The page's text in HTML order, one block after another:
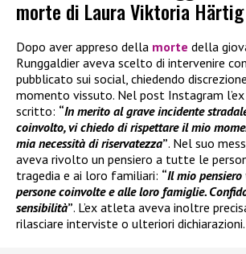
morte di Laura Viktoria Härtig
Dopo aver appreso della morte della
Runggaldier aveva scelto di intervenire
pubblicato sui social, chiedendo
momento vissuto. Nel post Instagram
scritto: “In merito al grave incidente
coinvolto, vi chiedo di rispettare il mio
mia necessità di riservatezza”. Nel suo
aveva rivolto un pensiero a tutte le
tragedia e ai loro familiari: “Il mio
persone coinvolte e alle loro famiglie.
sensibilità”. L’ex atleta aveva inoltre
rilasciare interviste o ulteriori dichiarazioni.